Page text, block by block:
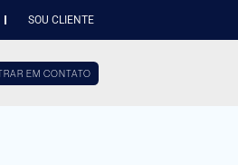
SOU CLIENTE
EM CONTATO